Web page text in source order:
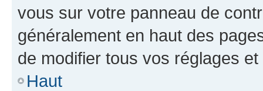
vous sur votre panneau de
généralement en haut des
de modifier tous vos réglages
Haut